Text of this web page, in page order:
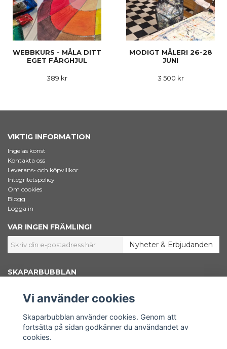
WEBBKURS - MÅLA DITT
EGET FÄRGHJUL
389 kr
MODIGT MÅLERI 26-28
JUNI
3 500 kr
VIKTIG INFORMATION
Ingelas konst
Kontakta oss
Leverans- och köpvillkor
Integritetspolicy
Om cookies
Blogg
Logga in
VAR INGEN FRÄMLING!
Nyheter & Erbjudanden
SKAPARBUBBLAN
konstnär, grafisk designer och marknadsförare. Här inne i shoppen säljer
jag konstnärsmaterial – Bara väl beprövade favoriter som jag själv väljer
Shoppen är en del av www.skaparbubblan.se. Skaparbubblan i sin
helhet är en plattform, en källa till kunskap och inspiration för dig som
vill få ut mer av ditt konstnärskap.
Vi använder cookies
Skaparbubblan använder cookies. Genom att
fortsätta på sidan godkänner du användandet av
cookies.